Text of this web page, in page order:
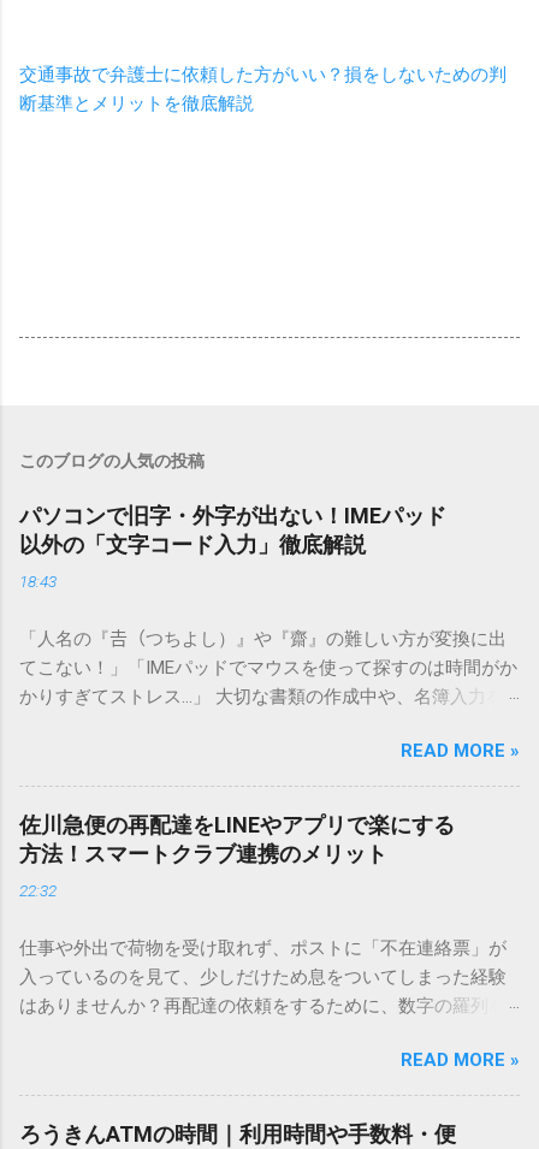
交通事故で弁護士に依頼した方がいい？損をしないための判
断基準とメリットを徹底解説
このブログの人気の投稿
パソコンで旧字・外字が出ない！IMEパッド
以外の「文字コード入力」徹底解説
18:43
「人名の『𠮷（つちよし）』や『齋』の難しい方が変換に出
てこない！」「IMEパッドでマウスを使って探すのは時間がか
かりすぎてストレス…」 大切な書類の作成中や、名簿入力を
てしまいますよね。多くの人が「IMEパッド（手書き入力）」
を使いますが、実はマウスで一画ずつ書くのは非効率です
し、似た漢字が多すぎて結局見つからないことも少なくあり
ません。 そこで今回は、IMEパッドを使わずに、特定のコー
ドを打ち込むだけで一瞬で旧字や外字、特殊記号を呼び出す
「文字コード入力」のテクニックを詳しく解説します。 この
必要はありません。 1. なぜ「変換」しても旧字・外字が出て
こないのか？ そもそも、なぜ普通の変換で出てこない漢字が
あるのでしょうか。その理由は、パソコンが文字を認識する
は、JIS規格（日本産業規格）によって「第1水準」「第2水
準」といった形で整理されています。しかし、人名や地名に
使われる非常に古い漢字（旧字）や、特定の組織だけで作ら
READ MORE »
佐川急便の再配達をLINEやアプリで楽にする
方法！スマートクラブ連携のメリット
22:32
仕事や外出で荷物を受け取れず、ポストに「不在連絡票」が
入っているのを見て、少しだけため息をついてしまった経験
はありませんか？再配達の依頼をするために、数字の羅列を
ことに申し訳なさを感じたりすることもあるかもしれませ
ん。 「もっとスムーズに、自分のタイミングで受け取りた
い」 「わざわざ電話をかけずに、スマホ一つで完結させた
READ MORE »
ろうきんATMの時間｜利用時間や手数料・便